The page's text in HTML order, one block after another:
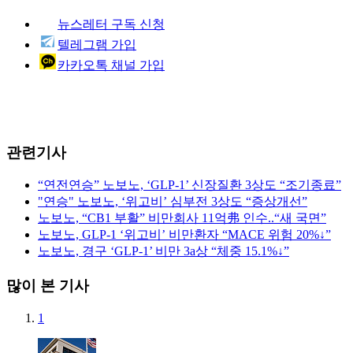
뉴스레터 구독 신청
텔레그램 가입
카카오톡 채널 가입
관련기사
“연전연승” 노보노, ‘GLP-1’ 신장질환 3상도 “조기종료”
"연승" 노보노, ‘위고비’ 심부전 3상도 “증상개선”
노보노, “CB1 부활” 비만회사 11억弗 인수..“새 국면”
노보노, GLP-1 ‘위고비’ 비만환자 “MACE 위험 20%↓”
노보노, 경구 ‘GLP-1’ 비만 3a상 “체중 15.1%↓”
많이 본 기사
1